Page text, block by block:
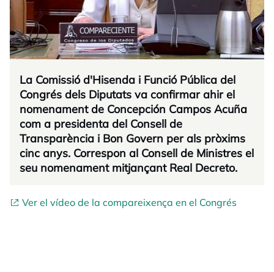
La Comissió d'Hisenda i Funció Pública del
Congrés dels Diputats va confirmar ahir el
nomenament de Concepción Campos Acuña
com a presidenta del Consell de
Transparència i Bon Govern per als pròxims
cinc anys. Correspon al Consell de Ministres el
seu nomenament mitjançant Real Decreto.
Ver el vídeo de la compareixença en el Congrés